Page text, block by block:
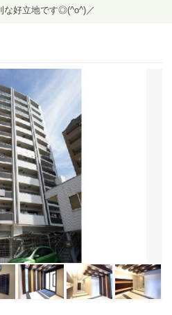
な好立地です◎(^o^)／